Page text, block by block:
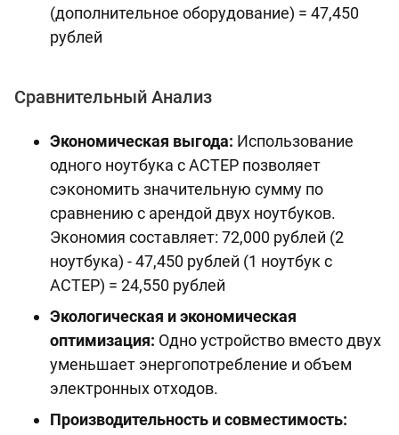
(дополнительное оборудование) = 47,450
рублей
Сравнительный Анализ
Экономическая выгода: Использование
одного ноутбука с АСТЕР позволяет
сэкономить значительную сумму по
сравнению с арендой двух ноутбуков.
Экономия составляет: 72,000 рублей (2
ноутбука) - 47,450 рублей (1 ноутбук с
АСТЕР) = 24,550 рублей
Экологическая и экономическая
оптимизация: Одно устройство вместо двух
уменьшает энергопотребление и объем
электронных отходов.
Производительность и совместимость: